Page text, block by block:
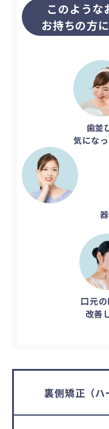
このような
お持ちの方
歯並
気にな
口元
改善
裏側矯正（ハ